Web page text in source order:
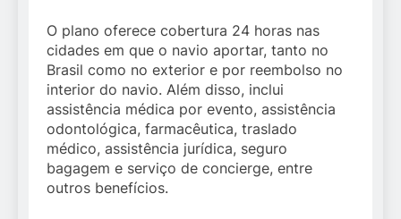
O plano oferece cobertura 24 horas nas
cidades em que o navio aportar, tanto no
Brasil como no exterior e por reembolso no
interior do navio. Além disso, inclui
assistência médica por evento, assistência
odontológica, farmacêutica, traslado
médico, assistência jurídica, seguro
bagagem e serviço de concierge, entre
outros benefícios.